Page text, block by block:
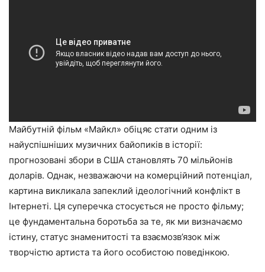
Майбутній фільм «Майкл» обіцяє стати одним із
найуспішніших музичних байопиків в історії:
прогнозовані збори в США становлять 70 мільйонів
доларів. Однак, незважаючи на комерційний потенціал,
картина викликала запеклий ідеологічний конфлікт в
Інтернеті. Ця суперечка стосується не просто фільму;
це фундаментальна боротьба за те, як ми визначаємо
істину, статус знаменитості та взаємозв’язок між
творчістю артиста та його особистою поведінкою.